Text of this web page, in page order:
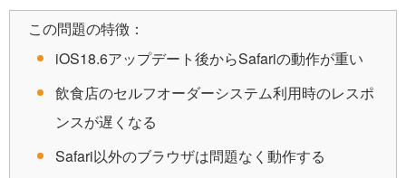
この問題の特徴：
iOS18.6アップデート後からSafariの動作が重い
飲食店のセルフオーダーシステム利用時のレスポ
ンスが遅くなる
Safari以外のブラウザは問題なく動作する